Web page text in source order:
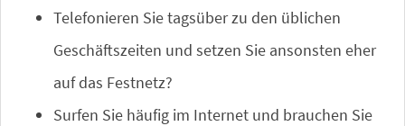
Telefonieren Sie tagsüber zu den üblichen
Geschäftszeiten und setzen Sie ansonsten eher
auf das Festnetz?
Surfen Sie häufig im Internet und brauchen Sie